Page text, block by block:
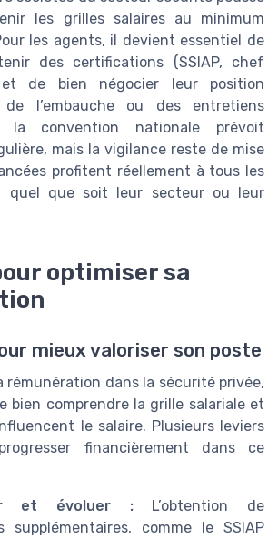
les grilles salaires au minimum
les agents, il devient essentiel de
des certifications (SSIAP, chef
et de bien négocier leur position
l’embauche ou des entretiens
la convention nationale prévoit
mais la vigilance reste de mise
profitent réellement à tous les
quel que soit leur secteur ou leur
optimiser sa
mieux valoriser son poste
rémunération dans la sécurité privée,
bien comprendre la grille salariale et
le salaire. Plusieurs leviers
financièrement dans ce
et évoluer :L’obtention de
supplémentaires, comme le SSIAP